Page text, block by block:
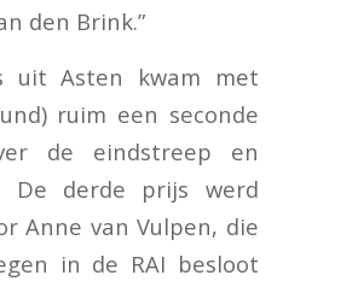
den Brink.”
uit Asten kwam met
ruim een seconde
de eindstreep en
De derde prijs werd
Anne van Vulpen, die
in de RAI besloot